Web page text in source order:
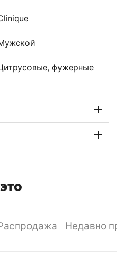
фужерные
Недавно